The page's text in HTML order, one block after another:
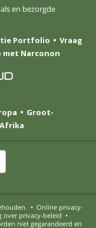
en bezorgde
Portfolio
Vraag
met Narconon
Groot-
Afrika
• Online privacy-
over privacy-beleid •
niet gegarandeerd en